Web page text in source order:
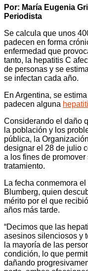
Por: María Eugenia
Periodista
Se calcula que unos
padecen en forma
enfermedad que
tanto, la hepatitis C
de personas y se
se infectan cada año.
En Argentina, se
padecen alguna
Considerando el daño
la población y los
pública, la
designar el 28 de julio
a los fines de
tratamiento.
La fecha conmemora
Blumberg, quien
mérito por el que
años más tarde.
“Decimos que las
asesinos silenciosos y
la mayoría de las
condición, lo que
dañando